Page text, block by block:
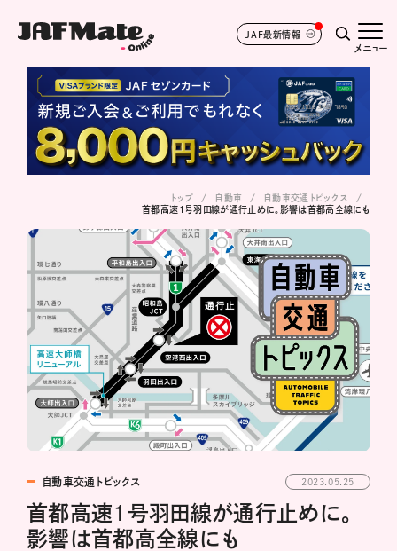
JAF最新情報
メニュー
トップ 自動車
自動車交通トピックス
首都高速1号羽田線が通行止めに。影響は首都高全線にも
自動車交通トピックス 2023.05.25
首都高速1号羽田線が通行止めに。
影響は首都高全線にも